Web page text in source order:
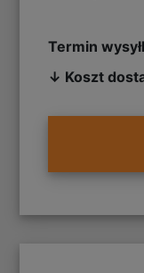
Termin
↓ Koszt